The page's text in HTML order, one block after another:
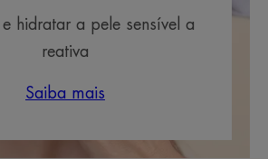
hidratar a pele sensível a
reativa
Saiba mais